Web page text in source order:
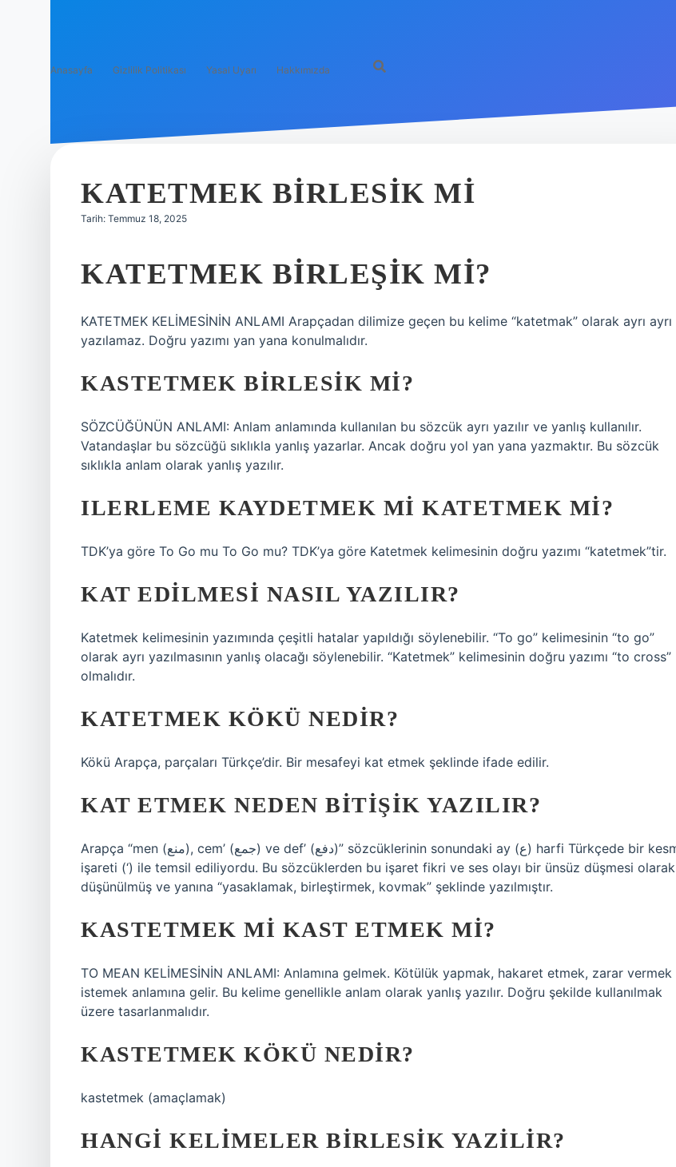
Anasayfa Gizlilik Politikası Yasal Uyarı Hakkımızda
KATETMEK BIRLESIK MI
Tarih: Temmuz 18, 2025
KATETMEK BIRLEŞIK MI?
KATETMEK KELİMESİNİN ANLAMI Arapçadan dilimize geçen bu kelime “katetmak” olarak ayrı ayrı
yazılamaz. Doğru yazımı yan yana konulmalıdır.
KASTETMEK BIRLESIK MI?
SÖZCÜĞÜNÜN ANLAMI: Anlam anlamında kullanılan bu sözcük ayrı yazılır ve yanlış kullanılır.
Vatandaşlar bu sözcüğü sıklıkla yanlış yazarlar. Ancak doğru yol yan yana yazmaktır. Bu sözcük
sıklıkla anlam olarak yanlış yazılır.
ILERLEME KAYDETMEK MI KATETMEK MI?
TDK’ya göre To Go mu To Go mu? TDK’ya göre Katetmek kelimesinin doğru yazımı “katetmek”tir.
KAT EDILMESI NASIL YAZILIR?
Katetmek kelimesinin yazımında çeşitli hatalar yapıldığı söylenebilir. “To go” kelimesinin “to go”
olarak ayrı yazılmasının yanlış olacağı söylenebilir. “Katetmek” kelimesinin doğru yazımı “to cross”
olmalıdır.
KATETMEK KÖKÜ NEDIR?
Kökü Arapça, parçaları Türkçe’dir. Bir mesafeyi kat etmek şeklinde ifade edilir.
KAT ETMEK NEDEN BITIŞIK YAZILIR?
Arapça “men (منع), cem’ (جمع) ve def’ (دفع)” sözcüklerinin sonundaki ay (ع) harfi Türkçede bir kesme
işareti (‘) ile temsil ediliyordu. Bu sözcüklerden bu işaret fikri ve ses olayı bir ünsüz düşmesi olarak
düşünülmüş ve yanına “yasaklamak, birleştirmek, kovmak” şeklinde yazılmıştır.
KASTETMEK MI KAST ETMEK MI?
TO MEAN KELİMESİNİN ANLAMI: Anlamına gelmek. Kötülük yapmak, hakaret etmek, zarar vermek
istemek anlamına gelir. Bu kelime genellikle anlam olarak yanlış yazılır. Doğru şekilde kullanılmak
üzere tasarlanmalıdır.
KASTETMEK KÖKÜ NEDIR?
kastetmek (amaçlamak)
HANGI KELIMELER BIRLESIK YAZILIR?